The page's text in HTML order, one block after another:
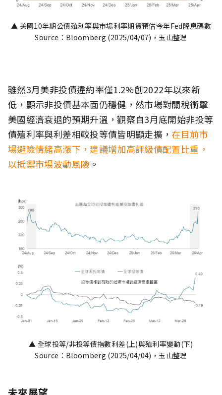
▲ 美國10年期公債殖利率與市場利率期貨預估今年Fed降息碼數
Source：Bloomberg (2025/04/07)，玉山整理
雖然3月美非投債違約率僅1.2%創2022年以來新
低，顯示非投債基本面仍穩健，然市場對關稅衝擊
美國經濟衰退的預期升溫，觀察自3月底開始非投等
債殖利率與利差相較投等債皆明顯走擴， 在目前市
場避險情緒高漲下，建議增加高評級債配置比重，
以抵禦市場波動風險 。
▲ 全球投等/非投等債指數利差(上)與殖利率變動(下)
Source：Bloomberg (2025/04/04)，玉山整理